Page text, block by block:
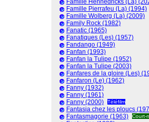
Famille Hennedricks (La)
Famille Pierrafeu (La) (1994)
Famille Wolberg (La) (2009)
Family Rock (1982)
Fanatic (1965)
Fanatiques (Les) (1957)
Fandango (1949)
Fanfan (1993)
Fanfan la Tulipe (1952)
Fanfan la Tulipe (2003)
Fanfares de la gloire (Les)
Fanfaron (Le) (1962)
Fanny (1932)
Fanny (1961)
Fanny (2000)
Téléfilm
Fantasia chez les ploucs
Fantasmagorie (1963)
Court-